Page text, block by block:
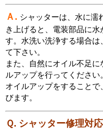
Ａ. シャッターは、水に濡
き上げると、電装部品に
す。水洗い洗浄する場合
て下さい。
また、自然にオイル不足
ルアップを行ってください
オイルアップをすること
びます。
Ｑ. シャッター修理対